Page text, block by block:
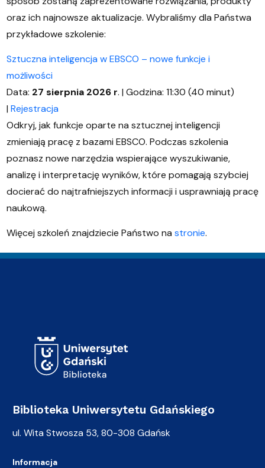
oraz ich najnowsze aktualizacje. Wybraliśmy dla Państwa
przykładowe szkolenie:
Sztuczna inteligencja w EBSCO – nowe funkcje i
możliwości
Data: 27 sierpnia 2026 r. | Godzina: 11:30 (40 minut)
| Rejestracja
Odkryj, jak funkcje oparte na sztucznej inteligencji
zmieniają pracę z bazami EBSCO. Podczas szkolenia
poznasz nowe narzędzia wspierające wyszukiwanie,
analizę i interpretację wyników, które pomagają szybciej
docierać do najtrafniejszych informacji i usprawniają pracę
naukową.
Więcej szkoleń znajdziecie Państwo na stronie.
Biblioteka Uniwersytetu Gdańskiego
ul. Wita Stwosza 53, 80-308 Gdańsk
Informacja